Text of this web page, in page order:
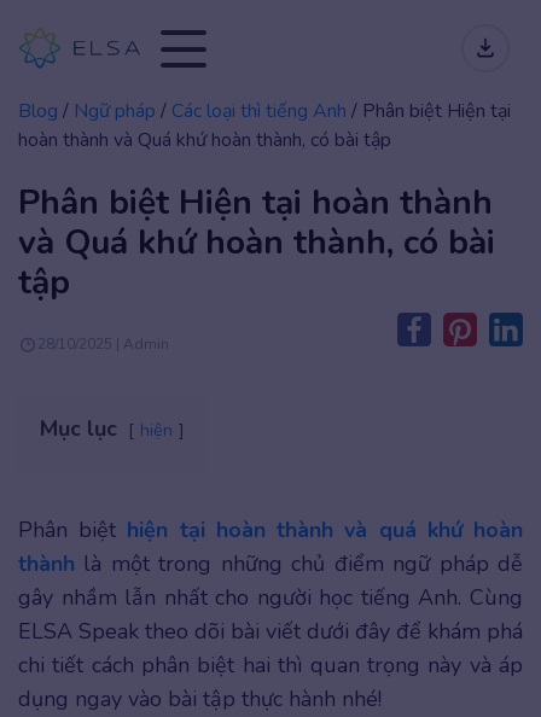
Blog / Ngữ pháp / Các loại thì tiếng Anh / Phân biệt Hiện tại
hoàn thành và Quá khứ hoàn thành, có bài tập
Phân biệt Hiện tại hoàn thành
và Quá khứ hoàn thành, có bài
tập
28/10/2025 | Admin
Mục lục hiện
Phân biệt hiện tại hoàn thành và quá khứ hoàn
thành là một trong những chủ điểm ngữ pháp dễ
gây nhầm lẫn nhất cho người học tiếng Anh. Cùng
ELSA Speak theo dõi bài viết dưới đây để khám phá
chi tiết cách phân biệt hai thì quan trọng này và áp
dụng ngay vào bài tập thực hành nhé!